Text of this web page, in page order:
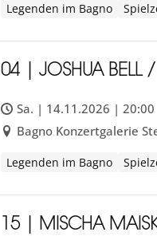
Legenden im Bagno
04 | JOSHUA BELL /
Sa. | 14.11.2026 | 20:00
Bagno Konzertgalerie
Legenden im Bagno
15 | MISCHA